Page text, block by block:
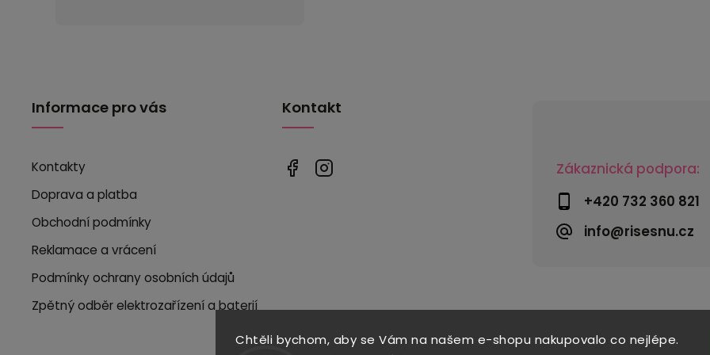
Chtěli bychom, aby se Vám na našem e-shopu nakupovalo co nejlépe.
Zákaznická podpora:
+420 732 360 821
info@risesnu.cz
Informace pro vás
Kontakty
Doprava a platba
Obchodní podmínky
Reklamace a vrácení
Podmínky ochrany osobních údajů
Zpětný odběr elektrozařízení a baterií
Kontakt